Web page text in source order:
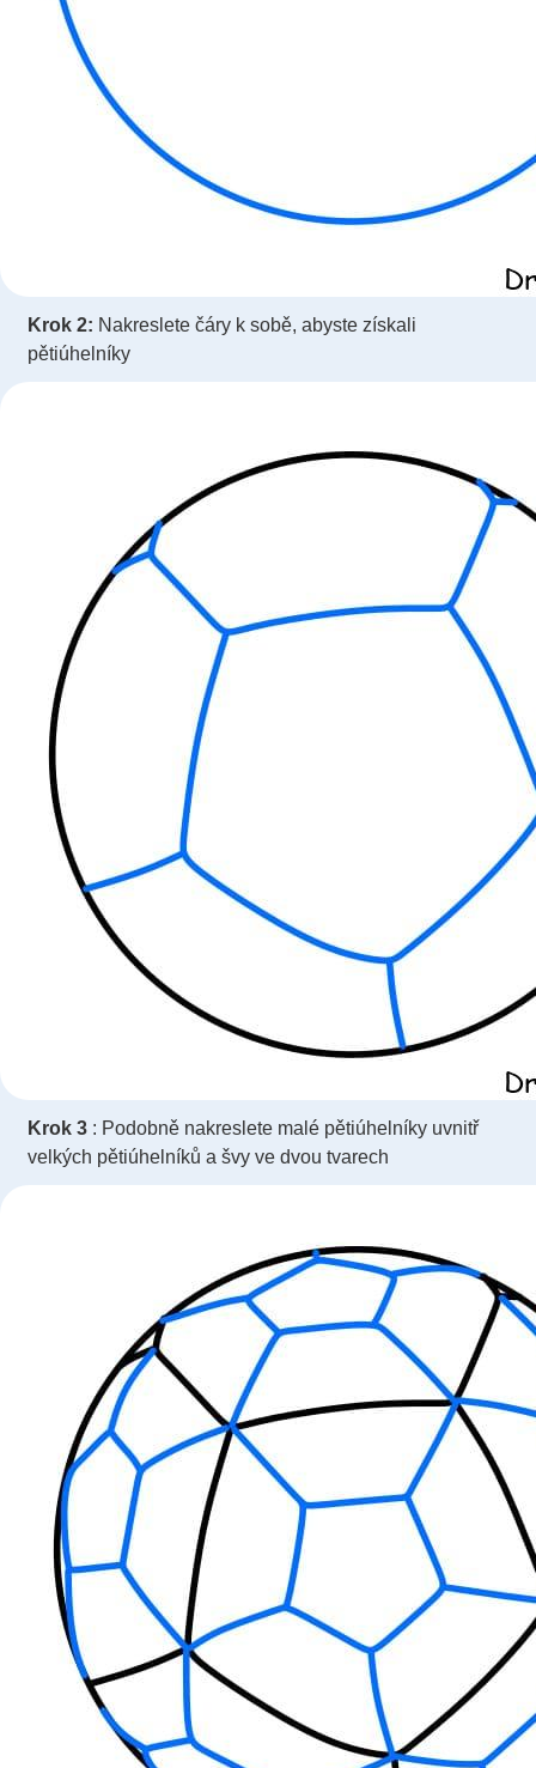
Krok 2: Nakreslete čáry k sobě, abyste získali
pětiúhelníky
Krok 3 : Podobně nakreslete malé pětiúhelníky uvnitř
velkých pětiúhelníků a švy ve dvou tvarech